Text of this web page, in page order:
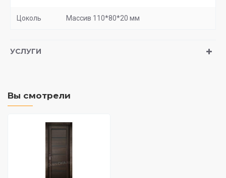
Цоколь Массив 110*80*20 мм
УСЛУГИ
Вы смотрели